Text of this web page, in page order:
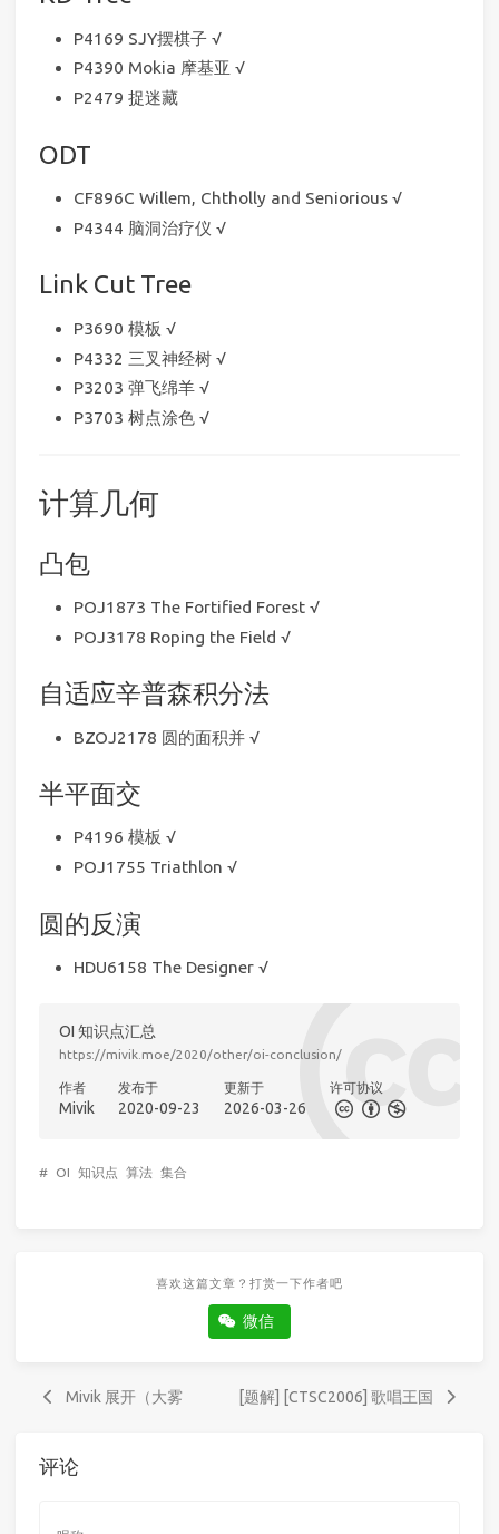
P4169 SJY摆棋子 √
P4390 Mokia 摩基亚 √
P2479 捉迷藏
ODT
CF896C Willem, Chtholly and Seniorious √
P4344 脑洞治疗仪 √
Link Cut Tree
P3690 模板 √
P4332 三叉神经树 √
P3203 弹飞绵羊 √
P3703 树点涂色 √
计算几何
凸包
POJ1873 The Fortified Forest √
POJ3178 Roping the Field √
自适应辛普森积分法
BZOJ2178 圆的面积并 √
半平面交
P4196 模板 √
POJ1755 Triathlon √
圆的反演
HDU6158 The Designer √
OI 知识点汇总
https://mivik.moe/2020/other/oi-conclusion/
作者
Mivik
发布于
2020-09-23
更新于
2026-03-26
许可协议
# OI 知识点 算法 集合
喜欢这篇文章？打赏一下作者吧
微信
Mivik 展开（大雾 [题解] [CTSC2006] 歌唱王国
评论